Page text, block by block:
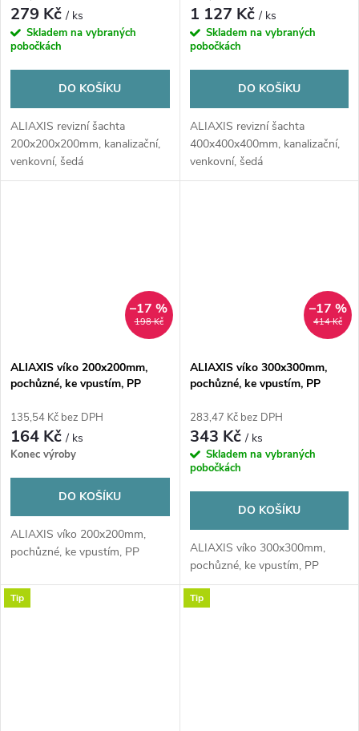
279 Kč/ ks
Skladem na vybraných
pobočkách
DO KOŠÍKU
ALIAXIS revizní šachta
200x200x200mm, kanalizační,
venkovní, šedá
1 127 Kč/ ks
Skladem na vybraných
pobočkách
DO KOŠÍKU
ALIAXIS revizní šachta
400x400x400mm, kanalizační,
venkovní, šedá
198 Kč
–17 %
ALIAXIS víko 200x200mm,
pochůzné, ke vpustím, PP
135,54 Kč bez DPH
164 Kč/ ks
Konec výroby
DO KOŠÍKU
ALIAXIS víko 200x200mm,
pochůzné, ke vpustím, PP
414 Kč
–17 %
ALIAXIS víko 300x300mm,
pochůzné, ke vpustím, PP
283,47 Kč bez DPH
343 Kč/ ks
Skladem na vybraných
pobočkách
DO KOŠÍKU
ALIAXIS víko 300x300mm,
pochůzné, ke vpustím, PP
Tip Tip